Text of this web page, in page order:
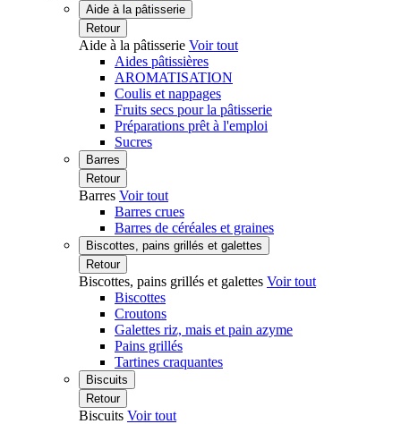
Aide à la pâtisserie
Retour
Aide à la pâtisserie Voir tout
Aides pâtissières
AROMATISATION
Coulis et nappages
Fruits secs pour la pâtisserie
Préparations prêt à l'emploi
Sucres
Barres
Retour
Barres Voir tout
Barres crues
Barres de céréales et graines
Biscottes, pains grillés et galettes
Retour
Biscottes, pains grillés et galettes Voir tout
Biscottes
Croutons
Galettes riz, mais et pain azyme
Pains grillés
Tartines craquantes
Biscuits
Retour
Biscuits Voir tout